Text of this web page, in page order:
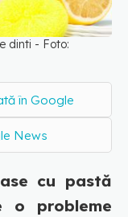
dinti - Foto:
în Google
News
cu pastă
probleme